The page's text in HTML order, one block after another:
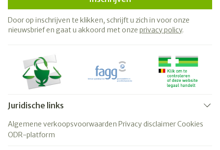
Door op inschrijven te klikken, schrijft u zich in voor onze
nieuwsbrief en gaat u akkoord met onze privacy policy.
Juridische links
Algemene verkoopsvoorwaarden Privacy disclaimerCookies
ODR-platform